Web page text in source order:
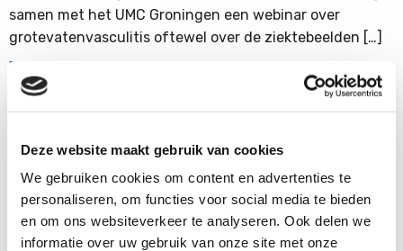
Deze website maakt gebruik van cookies
We gebruiken cookies om content en advertenties te
personaliseren, om functies voor social media te bieden
en om ons websiteverkeer te analyseren. Ook delen we
informatie over uw gebruik van onze site met onze
samen met het UMC Groningen een webinar over
grotevatenvasculitis oftewel over de ziektebeelden […]
Bekijk pagina
Word ook contribuant
Samen kunnen we zoveel meer bereiken.